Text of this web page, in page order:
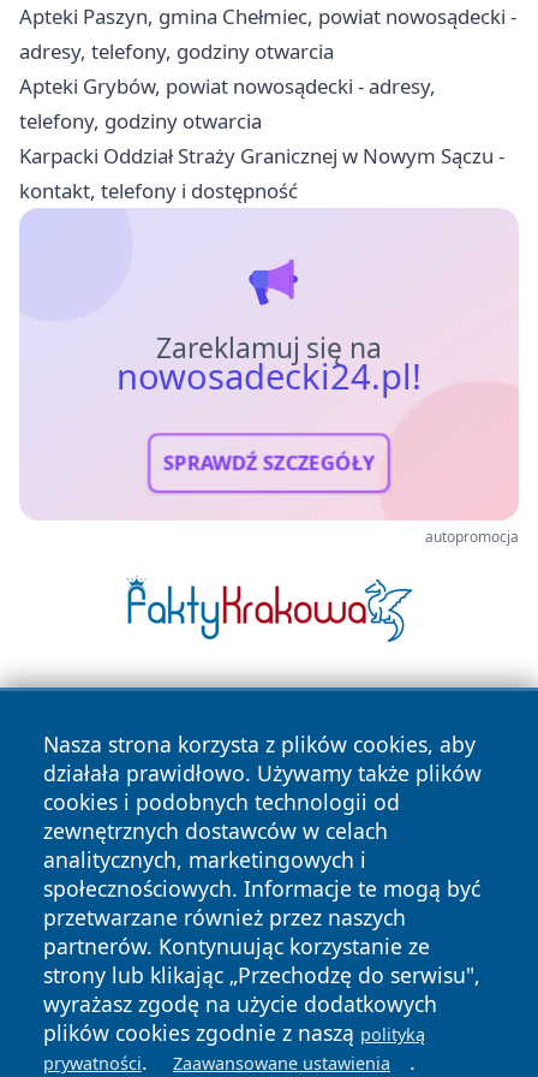
Apteki Paszyn, gmina Chełmiec, powiat nowosądecki -
adresy, telefony, godziny otwarcia
Apteki Grybów, powiat nowosądecki - adresy,
telefony, godziny otwarcia
Karpacki Oddział Straży Granicznej w Nowym Sączu -
kontakt, telefony i dostępność
Zareklamuj się na
nowosadecki24.pl!
SPRAWDŹ SZCZEGÓŁY
autopromocja
Nasza strona korzysta z plików cookies, aby
działała prawidłowo. Używamy także plików
cookies i podobnych technologii od
zewnętrznych dostawców w celach
analitycznych, marketingowych i
społecznościowych. Informacje te mogą być
przetwarzane również przez naszych
partnerów. Kontynuując korzystanie ze
strony lub klikając „Przechodzę do serwisu",
wyrażasz zgodę na użycie dodatkowych
plików cookies zgodnie z naszą polityką
prywatności. Zaawansowane ustawienia .
Copyright © 2026 nowosadecki24.pl Wszystkie prawa
zastrzeżone.
News Autorzy
Polityka
Prywatności
Polityka
Cookies